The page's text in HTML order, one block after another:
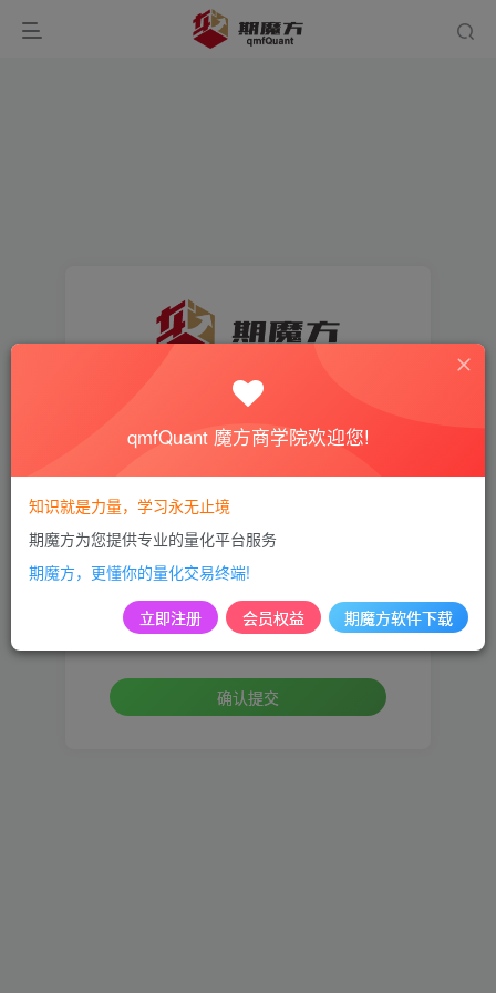
找回密码
手机号
设置新密码
重复密码
确认提交
qmfQuant 魔方商学院欢迎您!
知识就是力量，学习永无止境
期魔方为您提供专业的量化平台服务
期魔方，更懂你的量化交易终端!
立即注册 会员权益 期魔方软件下载